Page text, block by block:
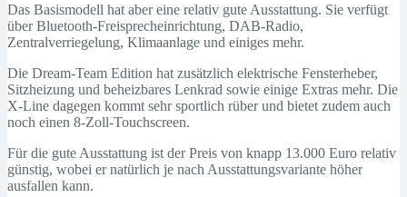
Das Basismodell hat aber eine relativ gute Ausstattung. Sie verfügt
über Bluetooth-Freisprecheinrichtung, DAB-Radio,
Zentralverriegelung, Klimaanlage und einiges mehr.
Die Dream-Team Edition hat zusätzlich elektrische Fensterheber,
Sitzheizung und beheizbares Lenkrad sowie einige Extras mehr. Die
X-Line dagegen kommt sehr sportlich rüber und bietet zudem auch
noch einen 8-Zoll-Touchscreen.
Für die gute Ausstattung ist der Preis von knapp 13.000 Euro relativ
günstig, wobei er natürlich je nach Ausstattungsvariante höher
ausfallen kann.